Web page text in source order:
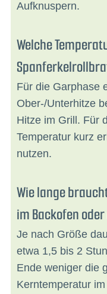
Aufknuspern.
Welche
Für die Garphase
Ober-/Unterhitze
Hitze im Grill. Für
Temperatur kurz
nutzen.
Wie lange
im Backofen
Je nach Größe
etwa 1,5 bis 2
Ende weniger die
Kerntemperatur